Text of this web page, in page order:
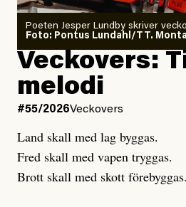
Publicerad6 August, 2026
Uppdaterad7 August, 2026
Joel Kellgren
Publicerad3 August, 2026
Uppdaterad3 August, 2026
Poeten Jesper Lundby skriver
Foto: Pontus Lundahl/TT.
Veckovers:
melodi
#55/2026Veckovers
Land skall med lag byggas.
Fred skall med vapen tryggas.
Brott skall med skott förebyggas.